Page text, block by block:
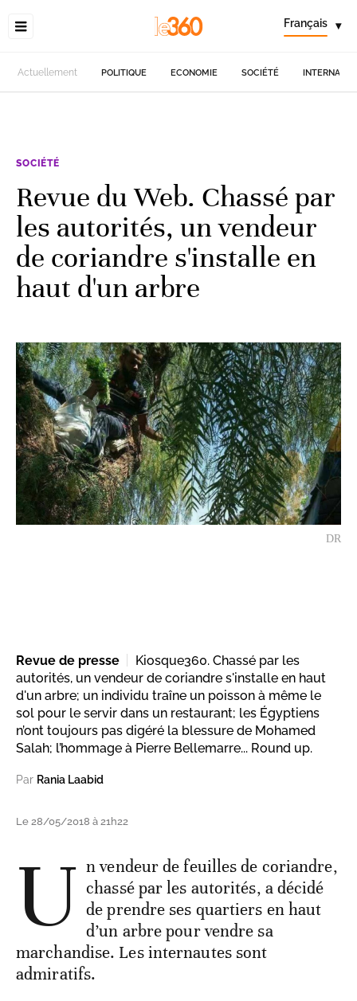
Français ▾
Actuellement POLITIQUE ECONOMIE SOCIÉTÉ
SOCIÉTÉ
Revue du Web. Chassé par
les autorités, un vendeur
de coriandre s'installe en
haut d'un arbre
DR
Revue de presse
Kiosque360. Chassé par les
autorités, un vendeur de coriandre s'installe en haut
d'un arbre; un individu traîne un poisson à même le
sol pour le servir dans un restaurant; les Égyptiens
n’ont toujours pas digéré la blessure de Mohamed
Salah; l’hommage à Pierre Bellemarre... Round up.
Par Rania Laabid
Le 28/05/2018 à 21h22
U n vendeur de feuilles de coriandre,
chassé par les autorités, a décidé
de prendre ses quartiers en haut
d’un arbre pour vendre sa
marchandise. Les internautes sont
admiratifs.